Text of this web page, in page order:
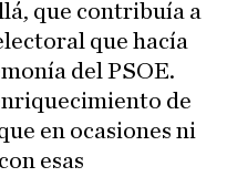
que contribuía a
que hacía
del PSOE.
de
en ocasiones ni
esas